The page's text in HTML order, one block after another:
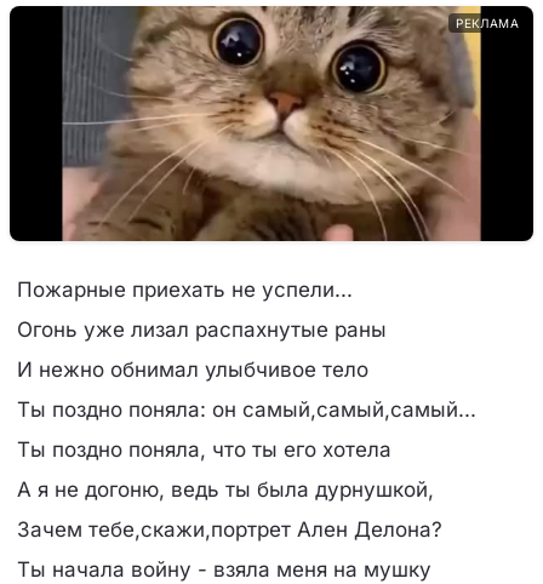
РЕКЛАМА
Пожарные приехать не успели...
Огонь уже лизал распахнутые раны
И нежно обнимал улыбчивое тело
Ты поздно поняла: он самый,самый,самый...
Ты поздно поняла, что ты его хотела
А я не догоню, ведь ты была дурнушкой,
Зачем тебе,скажи,портрет Ален Делона?
Ты начала войну - взяла меня на мушку